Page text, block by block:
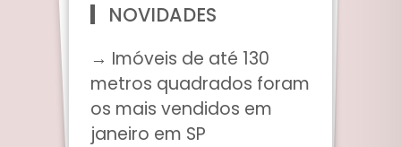
NOVIDADES
→ Imóveis de até 130
metros quadrados foram
os mais vendidos em
janeiro em SP